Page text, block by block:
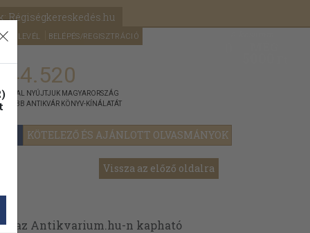
Régiségkereskedés.hu
HÍRLEVÉL BELÉPÉS/REGISZTRÁCIÓ
KÖTELEZŐ ÉS AJÁNLOTT OLVASMÁNYOK
NYÚJTJUK MAGYARORSZÁG
ANTIKVÁR KÖNYV-KÍNÁLATÁT
Vissza az előző oldalra
az Antikvarium.hu-n kapható